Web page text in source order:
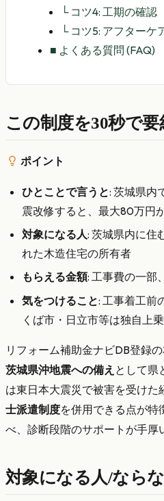
└ コツ4: 工期の確認
└ コツ5: アフターケ
■ よくある質問 (FAQ)
この制度を30秒で要
ポイント
ひとことで言うと: 茨城県内
震改修すると、最大80万円
対象になる人: 茨城県内に住
れた木造住宅の所有者
もらえる金額: 工事費の一部
気をつけること: 工事着工前
くば市・日立市等は独自上
リフォーム補助金ナビDB登録の
茨城県沖地震への備え として県
は東日本大震災で被害を受けた
士派遣制度を併用できる点が特
べ、診断段階のサポートが手厚
対象になる人/なら